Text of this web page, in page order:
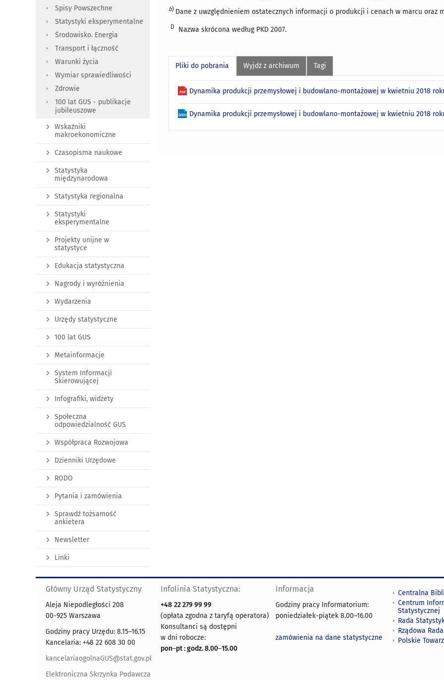
b) Dane z uwzględnieniem ostatecznych informacji o produkcji i cenach w marcu oraz
D Nazwa skrócona według PKD 2007.
Pliki do pobrania Wyjdź z archiwum Tagi
Dynamika produkcji przemysłowej i budowlano-montażowej w kwietniu 2018
Dynamika produkcji przemysłowej i budowlano-montażowej w kwietniu 2018
Spisy Powszechne
Statystyki eksperymentalne
Środowisko. Energia
Transport i łączność
Warunki życia
Wymiar sprawiedliwości
Zdrowie
100 lat GUS - publikacje
jubileuszowe
Wskaźniki
makroekonomiczne
Czasopisma naukowe
Statystyka
międzynarodowa
Statystyka regionalna
Statystyki
eksperymentalne
Projekty unijne w
statystyce
Edukacja statystyczna
Nagrody i wyróżnienia
Wydarzenia
Urzędy statystyczne
100 lat GUS
Metainformacje
System Informacji
Skierowującej
Infografiki, widżety
Społeczna
odpowiedzialność GUS
Współpraca Rozwojowa
Dzienniki Urzędowe
RODO
Pytania i zamówienia
Sprawdź tożsamość
ankietera
Newsletter
Linki
Główny Urząd Statystyczny
Aleja Niepodległości 208
00-925 Warszawa
Godziny pracy Urzędu: 8.15–16.15
Kancelaria: +48 22 608 30 00
kancelariaogolnaGUS@stat.gov.pl
Elektroniczna Skrzynka Podawcza
Infolinia Statystyczna:
+48 22 279 99 99
(opłata zgodna z taryfą operatora)
Konsultanci są dostępni
w dni robocze:
pon–pt : godz. 8.00–15.00
Informacja
Godziny pracy Informatorium:
poniedziałek-piątek 8.00–16.00
zamówienia na dane statystyczne
Centralna
Centrum
Statystycznej
Rada
Rządowa
Polskie